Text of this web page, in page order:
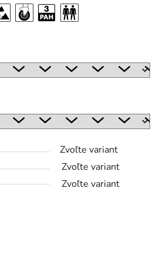
Zvoľte variant
Zvoľte variant
Zvoľte variant